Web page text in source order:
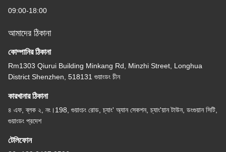
09:00-18:00
আমাদের ঠিকানা
কোম্পানির ঠিকানা
Rm1303 Qiurui Building Minkang Rd, Minzhi Street, Longhua
District Shenzhen, 518131 গুয়াংডং চীন
কারখানার ঠিকানা
৪ এফ, ব্লক ২, নং।198, গুয়াংচং রোড, চ্যাং' অ্যান সেকশন, চ্যাং'য়ান টাউন, ডংগুয়ান সিটি,
গুয়াংডং প্রদেশ
টেলিফোন